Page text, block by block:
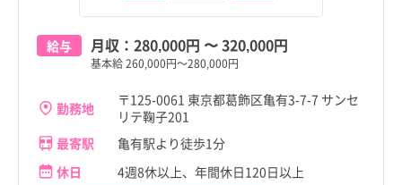
給与 月収： 280,000円 〜320,000円
基本給 260,000円～280,000円
勤務地
〒125-0061 東京都葛飾区亀有3-7-7 サンセ
リテ鞠子201
最寄駅
亀有駅より徒歩1分
休日
4週8休以上、年間休日120日以上